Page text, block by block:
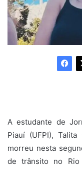
A estudante de
Piauí (UFPI),
morreu nesta
de trânsito no Rio